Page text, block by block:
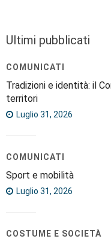
Ultimi pubblicati
COMUNICATI
Tradizioni e identità: il
territori
Luglio 31, 2026
COMUNICATI
Sport e mobilità
Luglio 31, 2026
COSTUME E SOCIETÀ